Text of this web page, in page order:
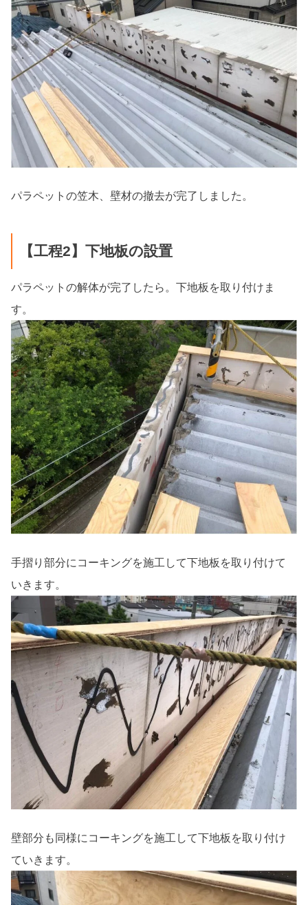
パラペットの笠木、壁材の撤去が完了しました。
【工程2】下地板の設置
パラペットの解体が完了したら。下地板を取り付けま
す。
手摺り部分にコーキングを施工して下地板を取り付けて
いきます。
壁部分も同様にコーキングを施工して下地板を取り付け
ていきます。